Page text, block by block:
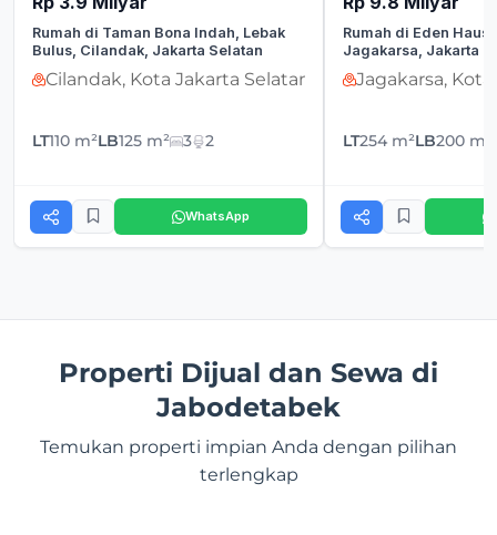
Rumah di Taman Bona Indah, Lebak
Bulus, Cilandak, Jakarta Selatan
Cilandak, Kota Jakarta Selatan
LT110 m²LB125 m² 3 2
WhatsApp
Rumah di Eden
Jagakarsa, Jakarta
Jagakarsa,
LT254 m²LB200 m²
Properti Dijual dan Sewa di
Jabodetabek
Temukan properti impian Anda dengan pilihan
terlengkap